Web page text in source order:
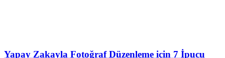
Yapay Zakayla Fotoğraf Düzenleme için 7 İpucu